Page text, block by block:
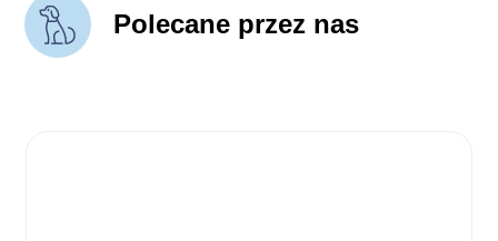
Polecane przez nas